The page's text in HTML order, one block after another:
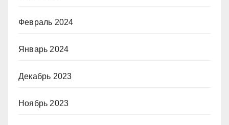
Февраль 2024
Январь 2024
Декабрь 2023
Ноябрь 2023